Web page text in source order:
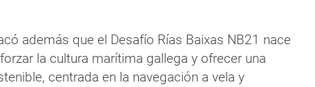
además que el Desafío Rías Baixas NB21 nace
la cultura marítima gallega y ofrecer una
centrada en la navegación a vela y